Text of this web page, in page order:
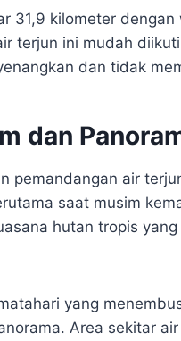
31,9 kilometer
terjun ini mudah
dan tidak
dan
pemandangan air
saat musim
hutan tropis
yang
Area sekitar